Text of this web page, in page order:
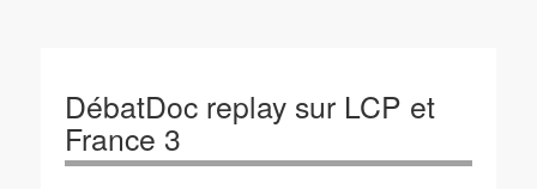
DébatDoc replay sur LCP et
France 3